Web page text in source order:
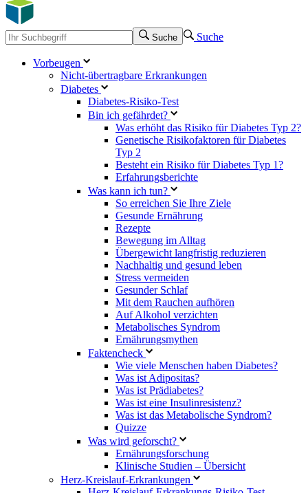
Suche Suche
Vorbeugen
Nicht-übertragbare Erkrankungen
Diabetes
Diabetes-Risiko-Test
Bin ich gefährdet?
Was erhöht das Risiko für Diabetes Typ 2?
Genetische Risikofaktoren für Diabetes
Typ 2
Besteht ein Risiko für Diabetes Typ 1?
Erfahrungsberichte
Was kann ich tun?
So erreichen Sie Ihre Ziele
Gesunde Ernährung
Rezepte
Bewegung im Alltag
Übergewicht langfristig reduzieren
Nachhaltig und gesund leben
Stress vermeiden
Gesunder Schlaf
Mit dem Rauchen aufhören
Auf Alkohol verzichten
Metabolisches Syndrom
Ernährungsmythen
Faktencheck
Wie viele Menschen haben Diabetes?
Was ist Adipositas?
Was ist Prädiabetes?
Was ist eine Insulinresistenz?
Was ist das Metabolische Syndrom?
Quizze
Was wird geforscht?
Ernährungsforschung
Klinische Studien – Übersicht
Herz-Kreislauf-Erkrankungen